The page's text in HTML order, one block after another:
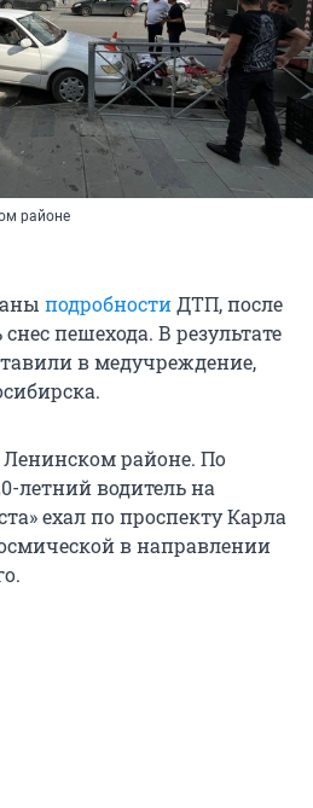
районе
подробностиДТП, после
пешехода. В результате
в медучреждение,
районе. По
летний водитель на
ехал по проспекту Карла
в направлении